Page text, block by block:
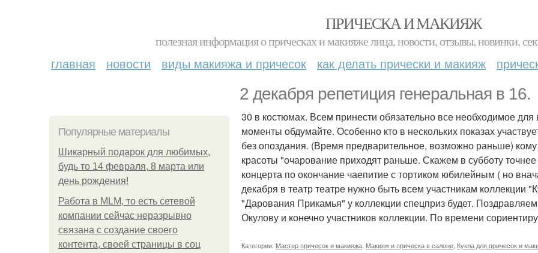
ПРИЧЕСКА И МАКИЯЖ
полезная информация о прическах и макияже лица, новости, отзывы, новинки,
главная новости виды макияжа и причесок как делать прически и макияж
2 декабря репетиция генеральная в 16.
Популярные материалы
Шикарный подарок для любимых,
будь то 14 февраля, 8 марта или
день рождения!
Работа в MLM, то есть сетевой
компании сейчас неразрывно
связана с создание своего
контента, своей страницы в соц
30 в костюмах. Всем принести обязательно все необходимое
моменты обдумайте. Особенно кто в нескольких показах
без опоздания. (Время предварительное, возможно раньше)
красоты "очарование приходят раньше. Скажем в субботу
концерта по окончание чаепитие с тортиком юбилейным ( но
декабря в театр театре нужно быть всем участникам коллекции
"Дарования Прикамья" у коллекции спецприз будет.
Окулову и конечно участников коллекции. По времени
Категории: Мастер причесок и макияжа Макияж и прическа в салоне Кукла для причесок и